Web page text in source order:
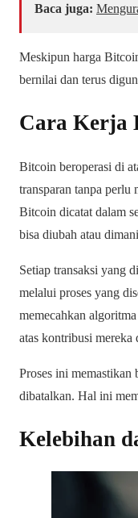
Baca juga:
Meskipun harga
bernilai dan terus
Cara Kerja
Bitcoin beroperasi di
transparan tanpa perlu
Bitcoin dicatat dalam
bisa diubah atau
Setiap transaksi yang
melalui proses yang
memecahkan
atas kontribusi mereka
Proses ini memastikan
dibatalkan. Hal ini
Kelebihan